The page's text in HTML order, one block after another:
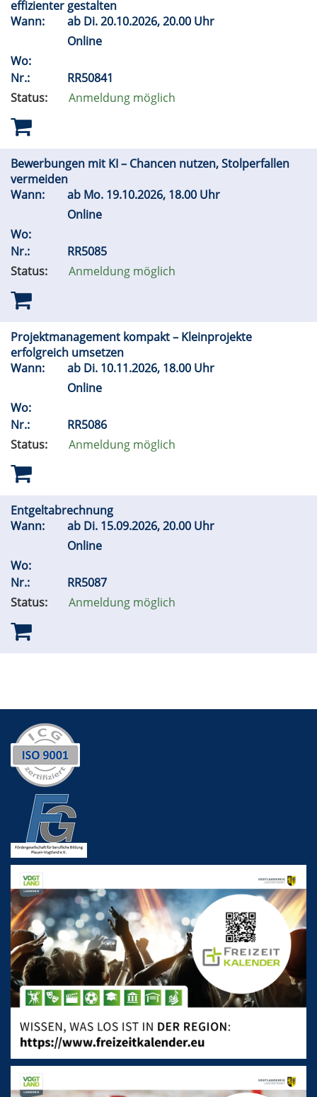
effizienter gestalten
Wann:
ab Di.20.10.2026, 20.00 Uhr
Online
Wo:
Nr.:
RR50841
Status:
Anmeldung möglich
Bewerbungen mit KI – Chancen nutzen, Stolperfallen
vermeiden
Wann:
ab Mo. 19.10.2026, 18.00 Uhr
Online
Wo:
Nr.:
RR5085
Status:
Anmeldung möglich
Projektmanagement kompakt – Kleinprojekte
erfolgreich umsetzen
Wann:
ab Di. 10.11.2026, 18.00 Uhr
Online
Wo:
Nr.:
RR5086
Status:
Anmeldung möglich
Entgeltabrechnung
Wann:
ab Di. 15.09.2026, 20.00 Uhr
Online
Wo:
Nr.:
RR5087
Status:
Anmeldung möglich